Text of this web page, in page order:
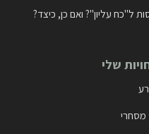
ל"כח עליון"? ואם כן, כיצד?
שלי